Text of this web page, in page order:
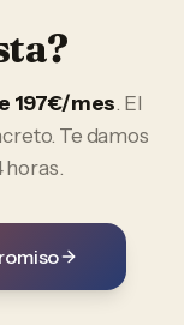
197€/mes. El
Te damos
horas.